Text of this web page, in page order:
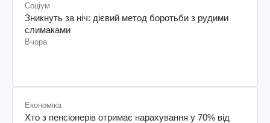
Соціум
Зникнуть за ніч: дієвий метод боротьби з рудими
слимаками
Вчора
Економіка
Хто з пенсіонерів отримає нарахування у 70% від